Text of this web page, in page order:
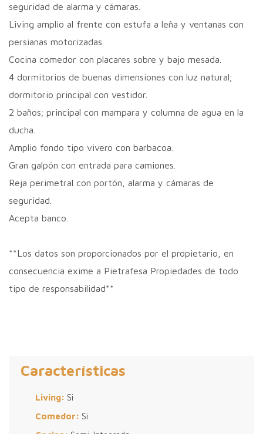
seguridad de alarma y cámaras.
Living amplio al frente con estufa a leña y ventanas con
persianas motorizadas.
Cocina comedor con placares sobre y bajo mesada.
4 dormitorios de buenas dimensiones con luz natural;
dormitorio principal con vestidor.
2 baños; principal con mampara y columna de agua en la
ducha.
Amplio fondo tipo vivero con barbacoa.
Gran galpón con entrada para camiones.
Reja perimetral con portón, alarma y cámaras de
seguridad.
Acepta banco.
**Los datos son proporcionados por el propietario, en
consecuencia exime a Pietrafesa Propiedades de todo
tipo de responsabilidad**
Características
Living: Si
Comedor: Si